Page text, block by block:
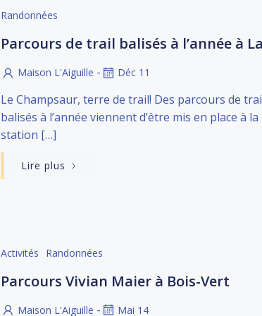
Randonnées
Parcours de trail balisés à l’année à
Maison L'Aiguille - Déc 11
Le Champsaur, terre de trail! Des parcours de
balisés à l’année viennent d’être mis en place à la
station […]
Lire plus
Activités Randonnées
Parcours Vivian Maier à Bois-Vert
Maison L'Aiguille - Mai 14